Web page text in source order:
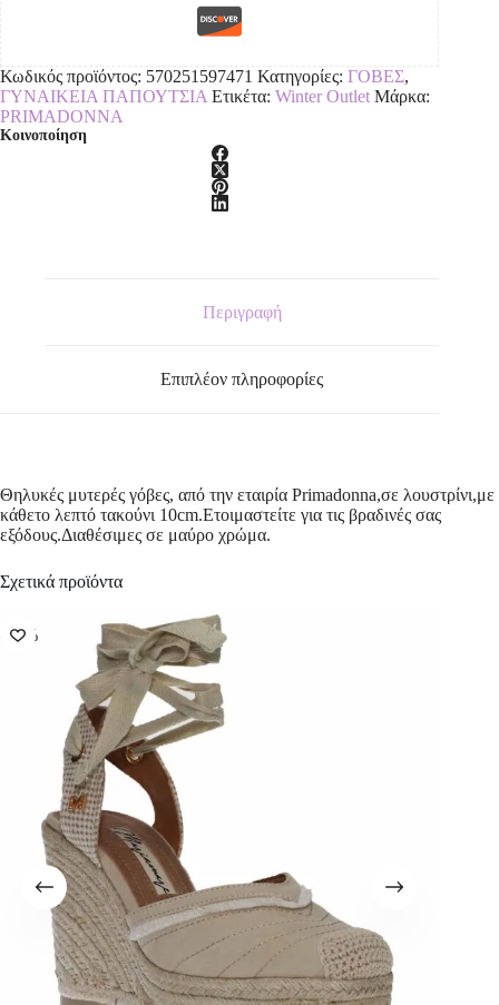
Κωδικός προϊόντος: 570251597471 Κατηγορίες: ΓΟΒΕΣ,
ΓΥΝΑΙΚΕΙΑ ΠΑΠΟΥΤΣΙΑ Ετικέτα: Winter Outlet Μάρκα:
PRIMADONNA
Κοινοποίηση
Περιγραφή
Επιπλέον πληροφορίες
Θηλυκές μυτερές γόβες, από την εταιρία Primadonna,σε λουστρίνι,με
κάθετο λεπτό τακούνι 10cm.Ετοιμαστείτε για τις βραδινές σας
εξόδους.Διαθέσιμες σε μαύρο χρώμα.
Σχετικά προϊόντα
-57%